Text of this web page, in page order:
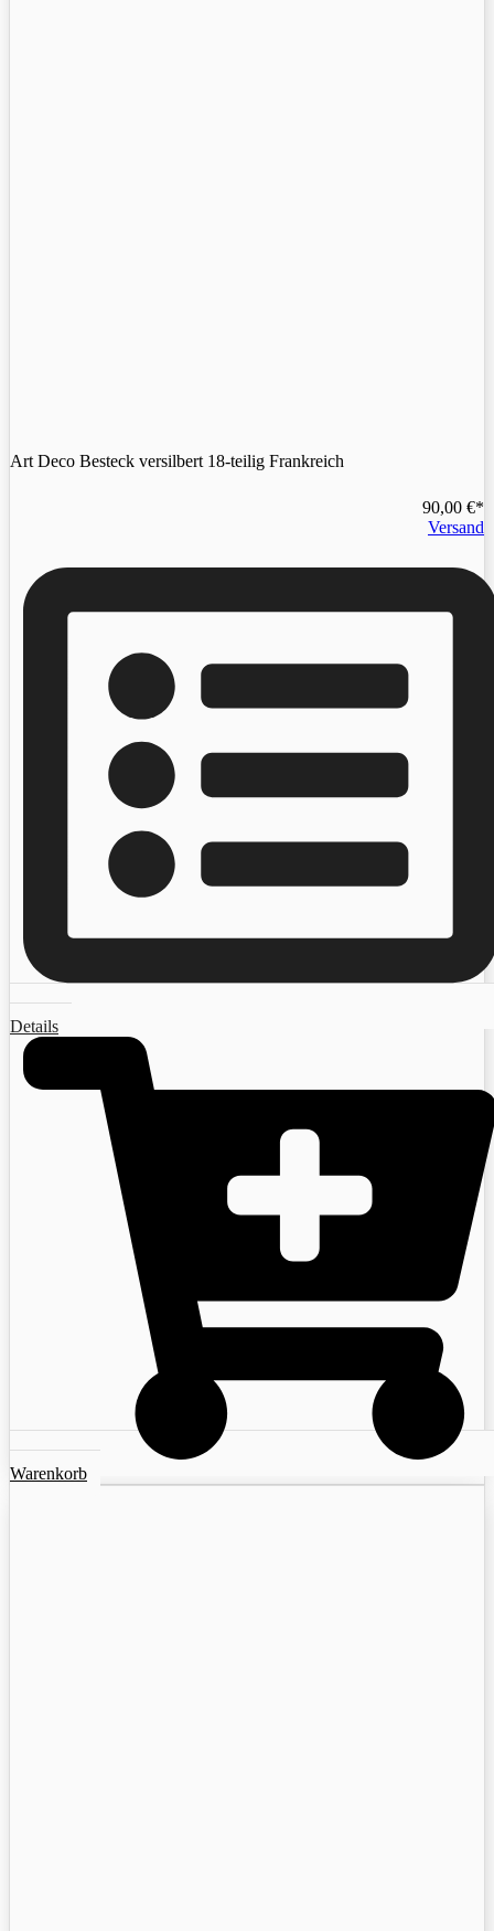
Art Deco Besteck versilbert 18-teilig Frankreich
90,00 €
Versand
Details
Warenkorb